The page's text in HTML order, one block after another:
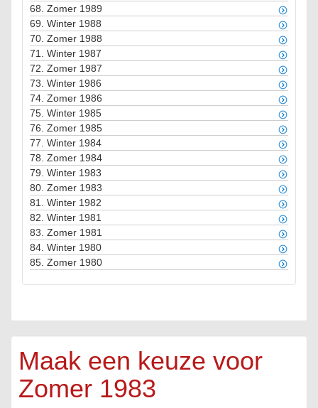
68. Zomer 1989
69. Winter 1988
70. Zomer 1988
71. Winter 1987
72. Zomer 1987
73. Winter 1986
74. Zomer 1986
75. Winter 1985
76. Zomer 1985
77. Winter 1984
78. Zomer 1984
79. Winter 1983
80. Zomer 1983
81. Winter 1982
82. Winter 1981
83. Zomer 1981
84. Winter 1980
85. Zomer 1980
Maak een keuze voor
Zomer 1983